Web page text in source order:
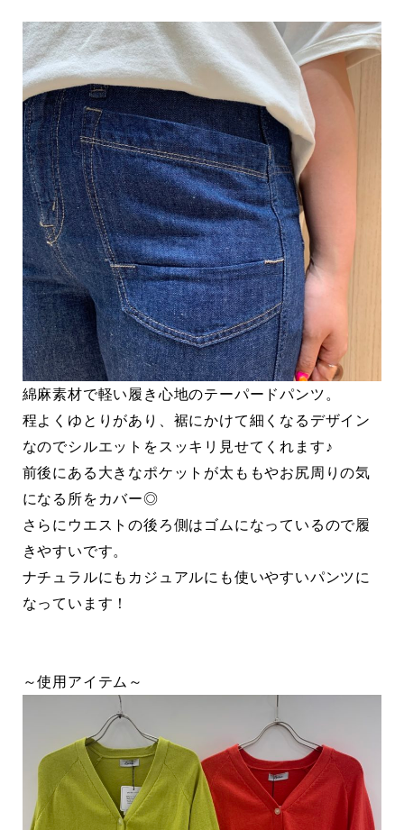
綿麻素材で軽い履き心地のテーパードパンツ。
程よくゆとりがあり、裾にかけて細くなるデザイン
なのでシルエットをスッキリ見せてくれます♪
前後にある大きなポケットが太ももやお尻周りの気
になる所をカバー◎
さらにウエストの後ろ側はゴムになっているので履
きやすいです。
ナチュラルにもカジュアルにも使いやすいパンツに
なっています！
～使用アイテム～